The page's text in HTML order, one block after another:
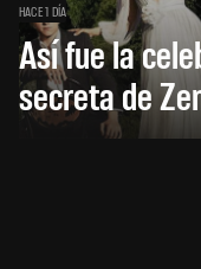
HACE 1 DÍA
Así fue la
secreta de